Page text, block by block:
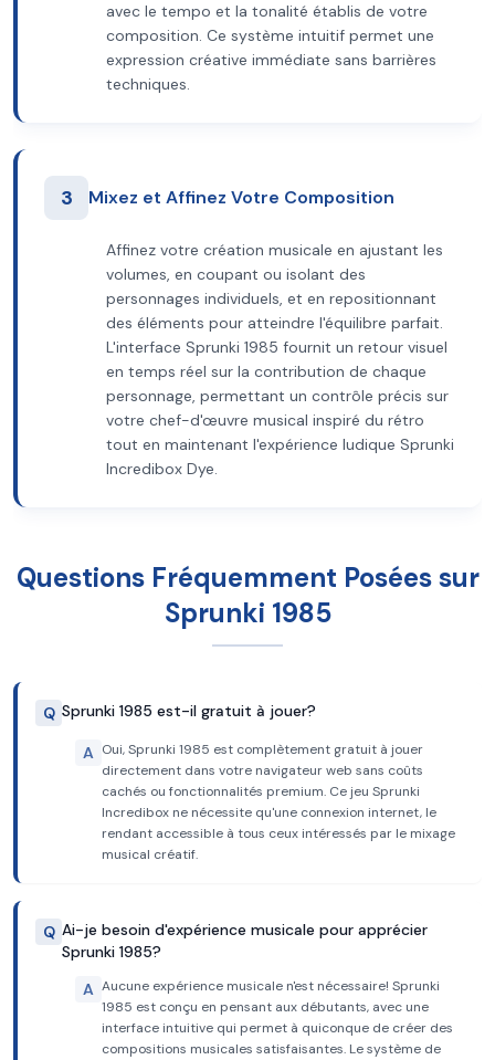
avec le tempo et la tonalité établis de votre
composition. Ce système intuitif permet une
expression créative immédiate sans barrières
techniques.
3 Mixez et Affinez Votre Composition
Affinez votre création musicale en ajustant les
volumes, en coupant ou isolant des
personnages individuels, et en repositionnant
des éléments pour atteindre l'équilibre parfait.
L'interface Sprunki 1985 fournit un retour visuel
en temps réel sur la contribution de chaque
personnage, permettant un contrôle précis sur
votre chef-d'œuvre musical inspiré du rétro
tout en maintenant l'expérience ludique Sprunki
Incredibox Dye.
Questions Fréquemment Posées sur
Sprunki 1985
Q Sprunki 1985 est-il gratuit à jouer?
A Oui, Sprunki 1985 est complètement gratuit à jouer
directement dans votre navigateur web sans coûts
cachés ou fonctionnalités premium. Ce jeu Sprunki
Incredibox ne nécessite qu'une connexion internet, le
rendant accessible à tous ceux intéressés par le mixage
musical créatif.
Q Ai-je besoin d'expérience musicale pour apprécier
Sprunki 1985?
A Aucune expérience musicale n'est nécessaire! Sprunki
1985 est conçu en pensant aux débutants, avec une
interface intuitive qui permet à quiconque de créer des
compositions musicales satisfaisantes. Le système de